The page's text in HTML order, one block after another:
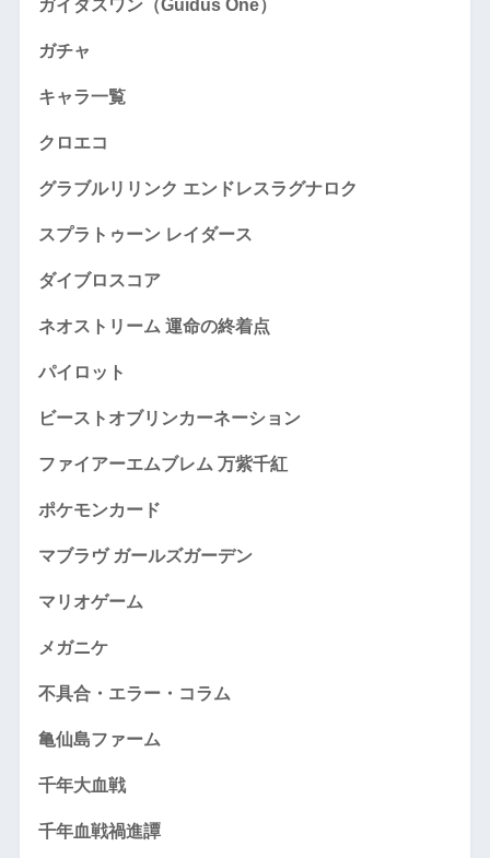
ガイダスワン（Guidus One）
ガチャ
キャラ一覧
クロエコ
グラブルリリンク エンドレスラグナロク
スプラトゥーン レイダース
ダイブロスコア
ネオストリーム 運命の終着点
パイロット
ビーストオブリンカーネーション
ファイアーエムブレム 万紫千紅
ポケモンカード
マブラヴ ガールズガーデン
マリオゲーム
メガニケ
不具合・エラー・コラム
亀仙島ファーム
千年大血戦
千年血戦禍進譚